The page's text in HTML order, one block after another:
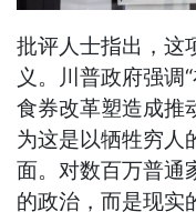
批评人士指出，这
义。川普政府强调
食券改革塑造成推
为这是以牺牲穷人
面。对数百万普通
的政治，而是现